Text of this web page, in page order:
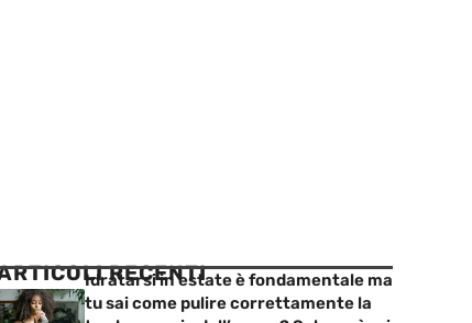
RECENTI
Idratarsi in estate è fondamentale ma
tu sai come pulire correttamente la